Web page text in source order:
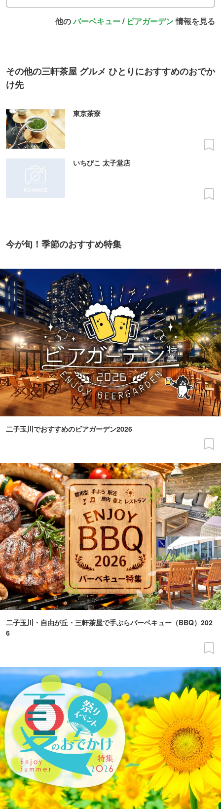
他のバーベキュー/ ビアガーデン情報を見る
その他の三軒茶屋 グルメ ひとりにおすすめのおでか
け先
東京茶寮
いちびこ 太子堂店
今が旬！季節のおすすめ特集
二子玉川でおすすめのビアガーデン2026
二子玉川・自由が丘・三軒茶屋で手ぶらバーベキュー（BBQ）202
6